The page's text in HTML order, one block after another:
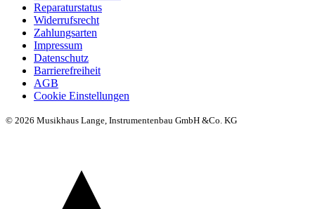
Reparaturstatus
Widerrufsrecht
Zahlungsarten
Impressum
Datenschutz
Barrierefreiheit
AGB
Cookie Einstellungen
© 2026 Musikhaus Lange, Instrumentenbau GmbH &Co. KG